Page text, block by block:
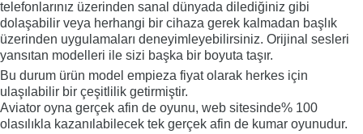
telefonlarınız üzerinden sanal dünyada dilediğiniz gibi
dolaşabilir veya herhangi bir cihaza gerek kalmadan başlık
üzerinden uygulamaları deneyimleyebilirsiniz. Orijinal sesleri
yansıtan modelleri ile sizi başka bir boyuta taşır.
Bu durum ürün model empieza fiyat olarak herkes için
ulaşılabilir bir çeşitlilik getirmiştir.
Aviator oyna gerçek afin de oyunu, web sitesinde% 100
olasılıkla kazanılabilecek tek gerçek afin de kumar oyunudur.